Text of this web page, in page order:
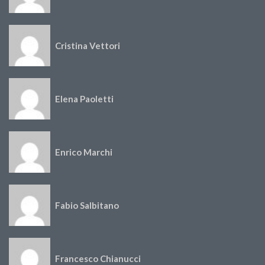
Cristina Vettori
Elena Paoletti
Enrico Marchi
Fabio Salbitano
Francesco Chianucci